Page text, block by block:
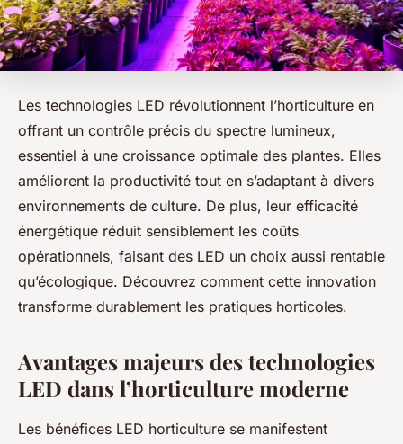
Les technologies LED révolutionnent l’horticulture en
offrant un contrôle précis du spectre lumineux,
essentiel à une croissance optimale des plantes. Elles
améliorent la productivité tout en s’adaptant à divers
environnements de culture. De plus, leur efficacité
énergétique réduit sensiblement les coûts
opérationnels, faisant des LED un choix aussi rentable
qu’écologique. Découvrez comment cette innovation
transforme durablement les pratiques horticoles.
Avantages majeurs des technologies
LED dans l’horticulture moderne
Les bénéfices LED horticulture se manifestent